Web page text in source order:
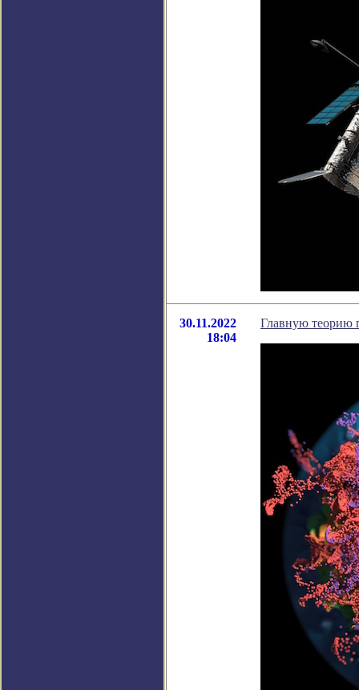
30.11.2022
18:04
Главную теорию